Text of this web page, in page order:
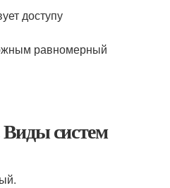
доступу
равномерный
Виды систем